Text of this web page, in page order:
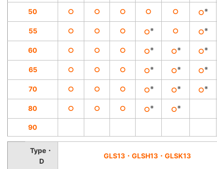
50 ○ ○ ○ ○ ○ ○※
55 ○ ○ ○ ○※ ○ ○※
60 ○ ○ ○ ○※ ○※ ○※
65 ○ ○ ○ ○※ ○※ ○※
70 ○ ○ ○ ○※ ○※ ○※
80 ○ ○ ○ ○※ ○※
90
Type・
D
GLS13・GLSH13・GLSK13